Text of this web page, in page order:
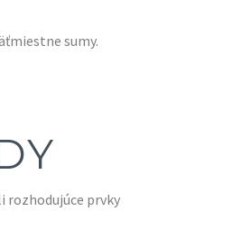
sumy.
rozhodujúce prvky